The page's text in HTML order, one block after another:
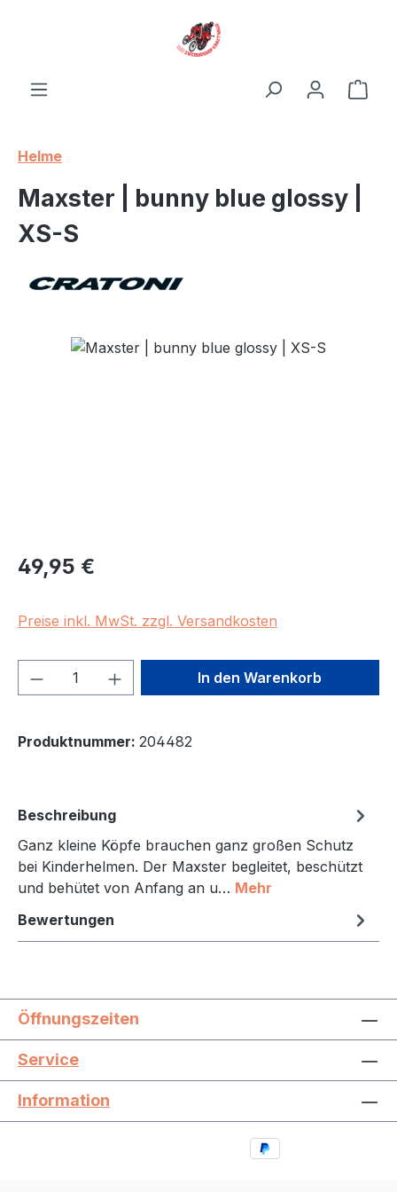
Helme
Maxster | bunny blue glossy |
XS-S
Bildergalerie überspringen
Regulärer Preis:
49,95 €
Preise inkl. MwSt. zzgl. Versandkosten
Produkt Anzahl: Gib denIn den Warenkorb
Produktnummer: 204482
Beschreibung
Ganz kleine Köpfe brauchen ganz großen Schutz
bei Kinderhelmen. Der Maxster begleitet, beschützt
und behütet von Anfang an u… Mehr
Bewertungen
Öffnungszeiten
Service
Information